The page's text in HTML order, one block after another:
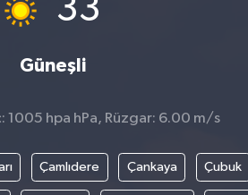
33
Güneşli
1005 hpa hPa, Rüzgar: 6.00 m/s
Çamlıdere Çankaya Çubuk